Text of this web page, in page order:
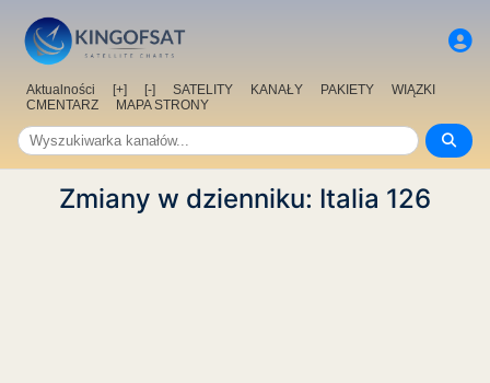
Aktualności [+] [-] SATELITY KANAŁY PAKIETY
WIĄZKI
CMENTARZ
MAPA STRONY
Zmiany w dzienniku: Italia 126